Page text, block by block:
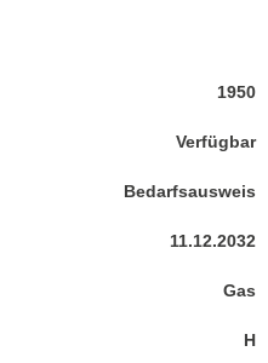
1950
Verfügbar
Bedarfsausweis
11.12.2032
Gas
H